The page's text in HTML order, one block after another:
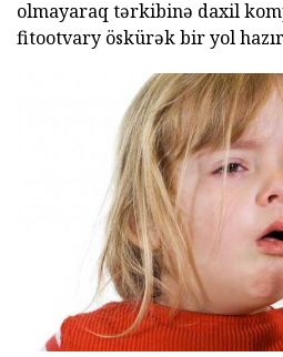
olmayaraq tərkibinə daxil
fitootvary öskürək bir yol